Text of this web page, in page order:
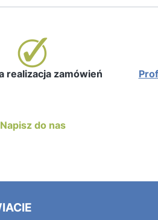
realizacja zamówień
Napisz do nas